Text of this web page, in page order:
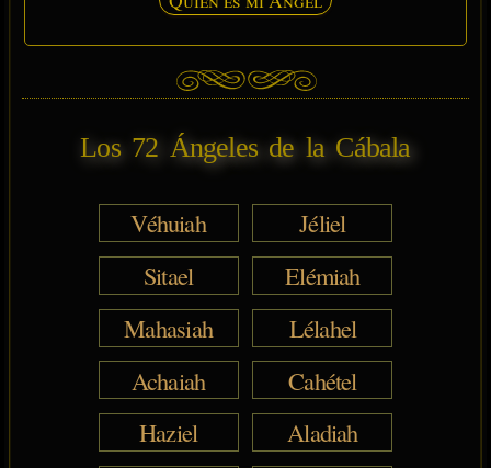
Los 72 Ángeles de la Cábala
Véhuiah
Jéliel
Sitael
Elémiah
Mahasiah
Lélahel
Achaiah
Cahétel
Haziel
Aladiah